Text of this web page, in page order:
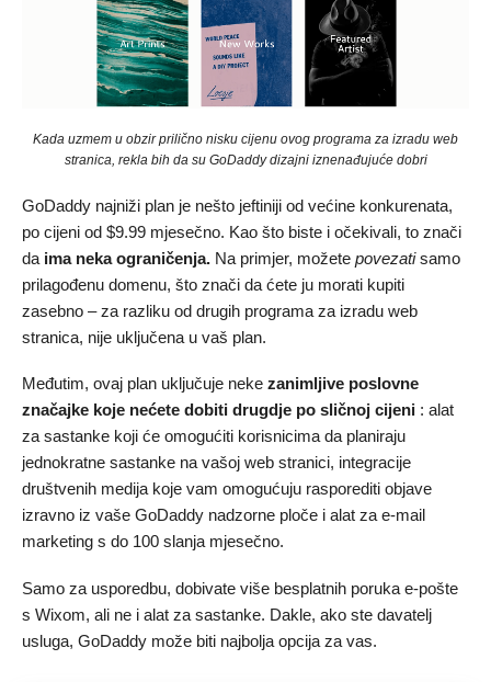
Kada uzmem u obzir prilično nisku cijenu ovog programa za izradu web
stranica, rekla bih da su GoDaddy dizajni iznenađujuće dobri
GoDaddy najniži plan je nešto jeftiniji od većine konkurenata,
po cijeni od $9.99 mjesečno. Kao što biste i očekivali, to znači
da ima neka ograničenja. Na primjer, možete povezatisamo
prilagođenu domenu, što znači da ćete ju morati kupiti
zasebno – za razliku od drugih programa za izradu web
stranica, nije uključena u vaš plan.
Međutim, ovaj plan uključuje neke zanimljive poslovne
značajke koje nećete dobiti drugdje po sličnoj cijeni : alat
za sastanke koji će omogućiti korisnicima da planiraju
jednokratne sastanke na vašoj web stranici, integracije
društvenih medija koje vam omogućuju rasporediti objave
izravno iz vaše GoDaddy nadzorne ploče i alat za e-mail
marketing s do 100 slanja mjesečno.
Samo za usporedbu, dobivate više besplatnih poruka e-pošte
s Wixom, ali ne i alat za sastanke. Dakle, ako ste davatelj
usluga, GoDaddy može biti najbolja opcija za vas.